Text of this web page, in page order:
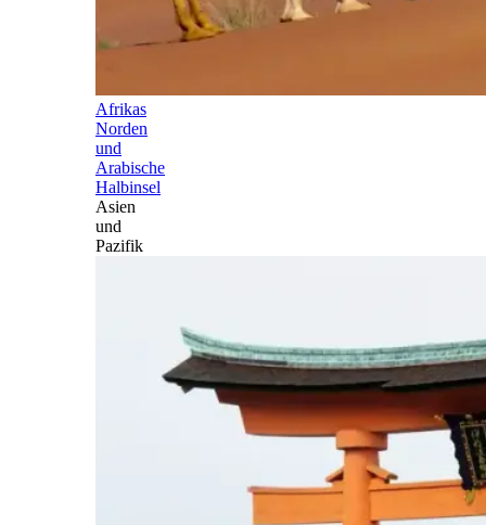
Afrikas
Norden
und
Arabische
Halbinsel
Asien
und
Pazifik